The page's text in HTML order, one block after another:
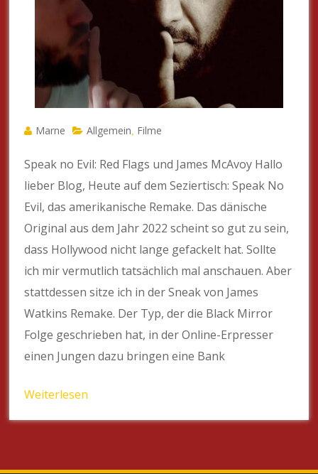
Marne Allgemein Filme
Speak no Evil: Red Flags und James McAvoy Hallo
lieber Blog, Heute auf dem Seziertisch: Speak No
Evil, das amerikanische Remake. Das dänische
Original aus dem Jahr 2022 scheint so gut zu sein,
dass Hollywood nicht lange gefackelt hat. Sollte
ich mir vermutlich tatsächlich mal anschauen. Aber
stattdessen sitze ich in der Sneak von James
Watkins Remake. Der Typ, der die Black Mirror
Folge geschrieben hat, in der Online-Erpresser
einen Jungen dazu bringen eine Bank
Weiterlesen